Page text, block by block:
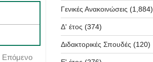
Επόμενο
Γενικές Ανακοινώσεις (1,884)
Δ' έτος (374)
Διδακτορικές Σπουδές (120)